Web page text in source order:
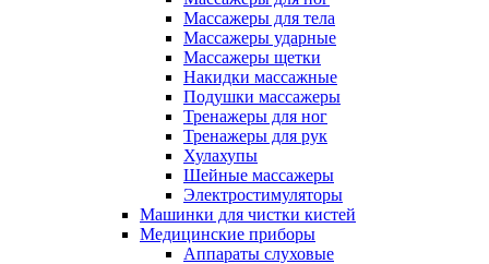
Массажеры для тела
Массажеры ударные
Массажеры щетки
Накидки массажные
Подушки массажеры
Тренажеры для ног
Тренажеры для рук
Хулахупы
Шейные массажеры
Электростимуляторы
Машинки для чистки кистей
Медицинские приборы
Аппараты слуховые